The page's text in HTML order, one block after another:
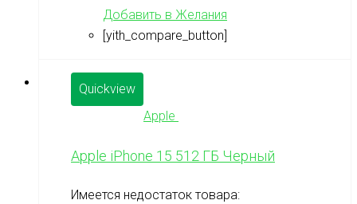
Добавить в Желания
[yith_compare_button]
Quickview
Apple
Apple iPhone 15 512 ГБ Черный
Имеется недостаток товара: